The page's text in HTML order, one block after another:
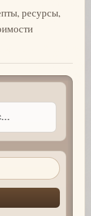
ресурсы,